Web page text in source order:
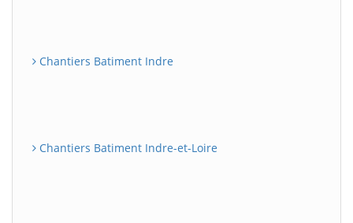
Chantiers Batiment Indre
Chantiers Batiment Indre-et-Loire